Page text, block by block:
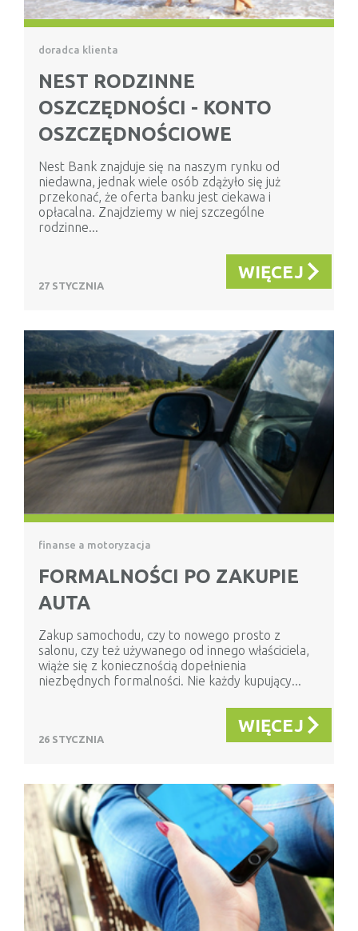
doradca klienta
NEST RODZINNE
OSZCZĘDNOŚCI - KONTO
OSZCZĘDNOŚCIOWE
Nest Bank znajduje się na naszym rynku od
niedawna, jednak wiele osób zdążyło się już
przekonać, że oferta banku jest ciekawa i
opłacalna. Znajdziemy w niej szczególne
rodzinne...
27 STYCZNIA
WIĘCEJ
finanse a motoryzacja
FORMALNOŚCI PO ZAKUPIE
AUTA
Zakup samochodu, czy to nowego prosto z
salonu, czy też używanego od innego właściciela,
wiąże się z koniecznością dopełnienia
niezbędnych formalności. Nie każdy kupujący...
26 STYCZNIA
WIĘCEJ